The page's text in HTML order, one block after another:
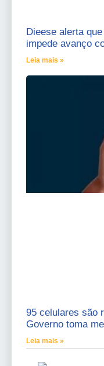
Dieese alerta
impede avanço
Leia mais »
95 celulares são
Governo toma
Leia mais »